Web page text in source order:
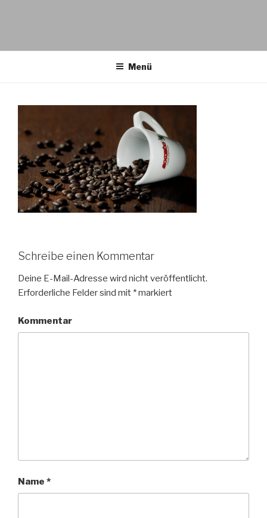
Menü
Schreibe einen Kommentar
Deine E-Mail-Adresse wird nicht veröffentlicht.
Erforderliche Felder sind mit *markiert
Kommentar
Name *